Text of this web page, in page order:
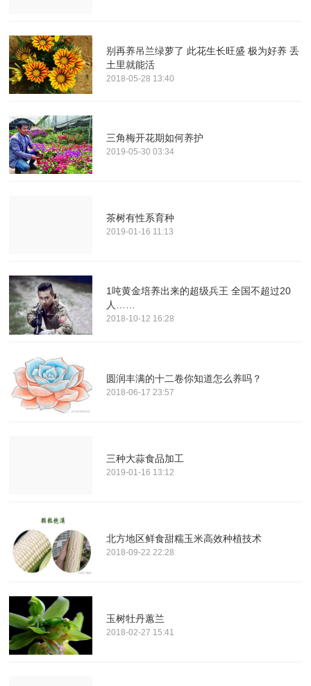
别再养吊兰绿萝了 此花生长旺盛 极为好养 丢
土里就能活
2018-05-28 13:40
三角梅开花期如何养护
2019-05-30 03:34
茶树有性系育种
2019-01-16 11:13
1吨黄金培养出来的超级兵王 全国不超过20
人……
2018-10-12 16:28
圆润丰满的十二卷你知道怎么养吗？
2018-06-17 23:57
三种大蒜食品加工
2019-01-16 13:12
北方地区鲜食甜糯玉米高效种植技术
2018-09-22 22:28
玉树牡丹蕙兰
2018-02-27 15:41